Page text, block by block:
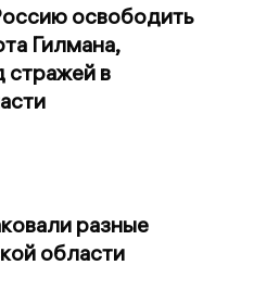
освободить
Гилмана,
стражей в
разные
области